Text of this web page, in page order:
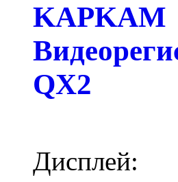
KAPKAM
QX2
Дисплей: